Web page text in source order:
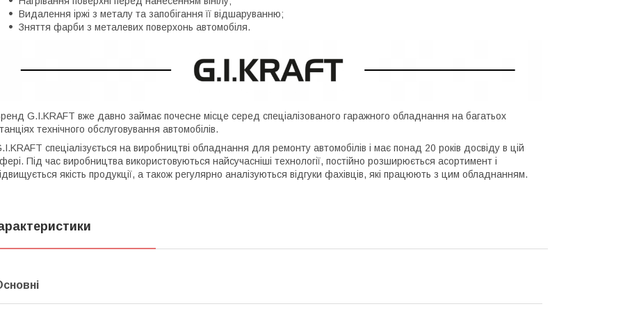
Видалення іржі з металу та запобігання її відшаруванню;
Зняття фарби з металевих поверхонь автомобіля.
G.I.KRAFT вже давно займає почесне місце серед спеціалізованого гаражного обладнання на багатьох
технічного обслуговування автомобілів.
спеціалізується на виробництві обладнання для ремонту автомобілів і має понад 20 років досвіду в цій
Під час виробництва використовуються найсучасніші технології, постійно розширюється асортимент і
якість продукції, а також регулярно аналізуються відгуки фахівців, які працюють з цим обладнанням.